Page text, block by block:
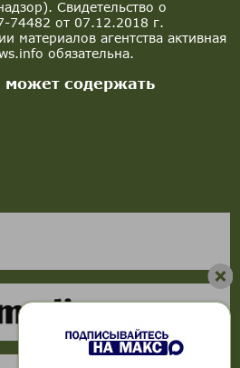
Свидетельство о
74482 от 07.12.2018 г.
материалов агентства активная
обязательна.
может содержать